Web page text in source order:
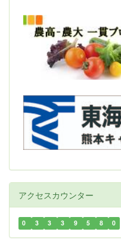
アクセスカウンター
0 3 3 3 9 5 8 0